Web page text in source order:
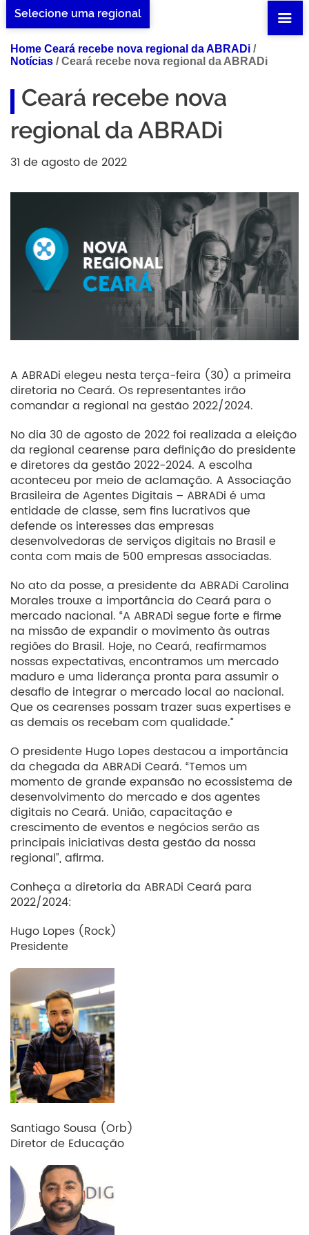
Selecione uma regional
Home Ceará recebe nova regional da ABRADi /
Notícias /Ceará recebe nova regional da ABRADi
Ceará recebe nova
regional da ABRADi
31 de agosto de 2022
A ABRADi elegeu nesta terça-feira (30) a primeira
diretoria no Ceará. Os representantes irão
comandar a regional na gestão 2022/2024.
No dia 30 de agosto de 2022 foi realizada a eleição
da regional cearense para definição do presidente
e diretores da gestão 2022-2024. A escolha
aconteceu por meio de aclamação. A Associação
Brasileira de Agentes Digitais – ABRADi é uma
entidade de classe, sem fins lucrativos que
defende os interesses das empresas
desenvolvedoras de serviços digitais no Brasil e
conta com mais de 500 empresas associadas.
No ato da posse, a presidente da ABRADi Carolina
Morales trouxe a importância do Ceará para o
mercado nacional. “A ABRADi segue forte e firme
na missão de expandir o movimento às outras
regiões do Brasil. Hoje, no Ceará, reafirmamos
nossas expectativas, encontramos um mercado
maduro e uma liderança pronta para assumir o
desafio de integrar o mercado local ao nacional.
Que os cearenses possam trazer suas expertises e
as demais os recebam com qualidade.”
O presidente Hugo Lopes destacou a importância
da chegada da ABRADi Ceará. “Temos um
momento de grande expansão no ecossistema de
desenvolvimento do mercado e dos agentes
digitais no Ceará. União, capacitação e
crescimento de eventos e negócios serão as
principais iniciativas desta gestão da nossa
regional”, afirma.
Conheça a diretoria da ABRADi Ceará para
2022/2024:
Hugo Lopes (Rock)
Presidente
Santiago Sousa (Orb)
Diretor de Educação